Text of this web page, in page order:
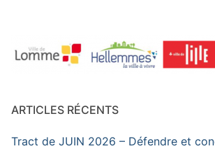
ARTICLES RÉCENTS
Tract de JUIN 2026 – Défendre et